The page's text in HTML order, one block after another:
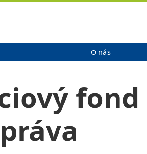
O nás
fond